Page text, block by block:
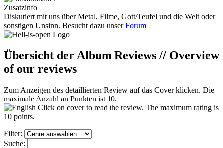
Zusatzinfo
Diskutiert mit uns über Metal, Filme, Gott/Teufel und die Welt oder
sonstigen Unsinn. Besucht dazu unserForum
Übersicht der Album Reviews // Overview
of our reviews
Zum Anzeigen des detaillierten Review auf das Cover klicken. Die
maximale Anzahl an Punkten ist 10.
Click on cover to read the review. The maximum rating is
10 points.
Filter:
Suche: